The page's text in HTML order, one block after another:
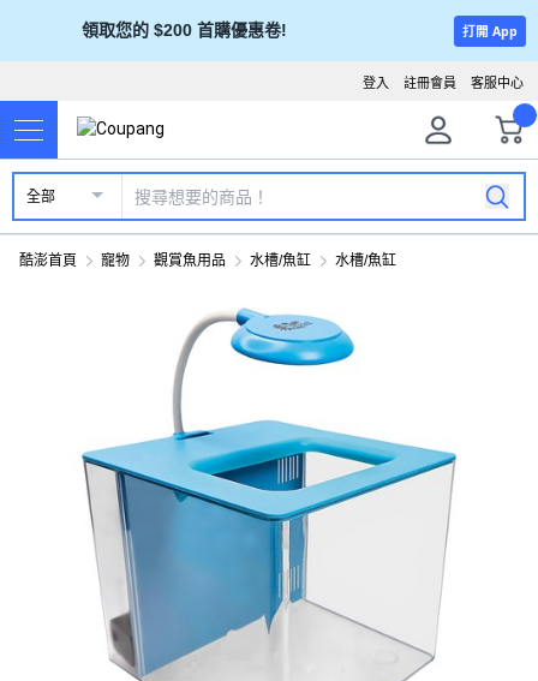
領取您的 $200 首購優惠卷! 打開 App
客服中心
註冊會員
登入
全部
酷澎首頁 寵物 觀賞魚用品 水槽/魚缸 水槽/魚缸